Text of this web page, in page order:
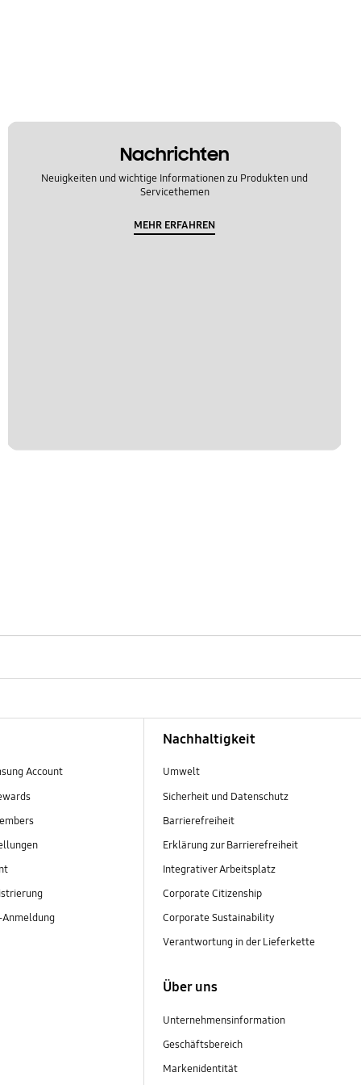
Nachrichten
Neuigkeiten und wichtige Informationen zu Produkten und
Servicethemen
MEHR ERFAHREN
Account
Nachhaltigkeit
Umwelt
Sicherheit und Datenschutz
Barrierefreiheit
Erklärung zur Barrierefreiheit
Integrativer Arbeitsplatz
Corporate Citizenship
Corporate Sustainability
Verantwortung in der Lieferkette
Über uns
Unternehmensinformation
Geschäftsbereich
Markenidentität